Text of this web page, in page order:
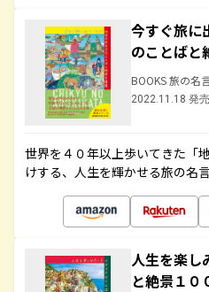
今すぐ旅に
のことばと
BOOKS 旅の名
2022.11.18 発売
世界を４０年以上歩いてきた「
けする、人生を輝かせる旅の名
人生を楽し
と絶景１０